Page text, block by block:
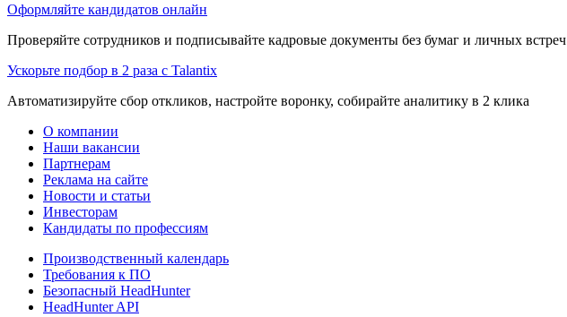
Оформляйте кандидатов онлайн
Проверяйте сотрудников и подписывайте кадровые документы без бумаг и личных встреч
Ускорьте подбор в 2 раза с Talantix
Автоматизируйте сбор откликов, настройте воронку, собирайте аналитику в 2 клика
О компании
Наши вакансии
Партнерам
Реклама на сайте
Новости и статьи
Инвесторам
Кандидаты по профессиям
Производственный календарь
Требования к ПО
Безопасный HeadHunter
HeadHunter API